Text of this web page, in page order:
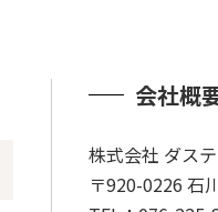
会社概
株式会社 ダス
〒920-0226 石